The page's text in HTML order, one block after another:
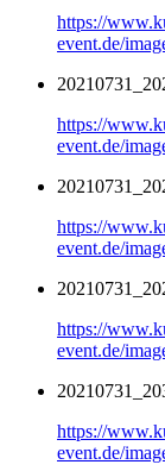
https://
event.de/
https://
event.de/
https://
event.de/
https://
event.de/
https://
event.de/